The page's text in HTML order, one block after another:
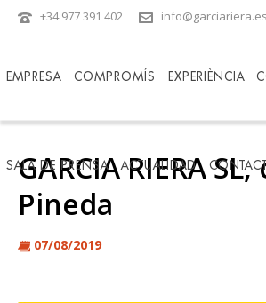
+34 977 391 402 info@garciariera.es
EMPRESA COMPROMÍS EXPERIÈNCIA
SALA DE PRENSA ACTUALIDAD
GARCIA RIERA
Pineda
07/08/2019